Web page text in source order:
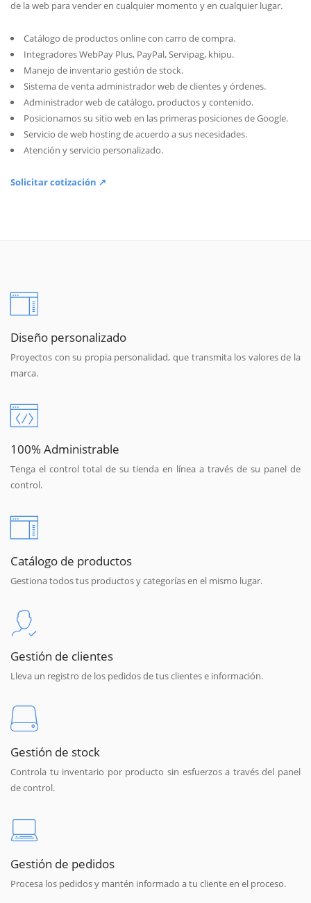
de la web para vender en cualquier momento y en cualquier lugar.
Catálogo de productos online con carro de compra.
Integradores WebPay Plus, PayPal, Servipag, khipu.
Manejo de inventario gestión de stock.
Sistema de venta administrador web de clientes y órdenes.
Administrador web de catálogo, productos y contenido.
Posicionamos su sitio web en las primeras posiciones de Google.
Servicio de web hosting de acuerdo a sus necesidades.
Atención y servicio personalizado.
Solicitar cotización ↗
Diseño personalizado
Proyectos con su propia personalidad, que transmita los valores de la
marca.
100% Administrable
Tenga el control total de su tienda en línea a través de su panel de
control.
Catálogo de productos
Gestiona todos tus productos y categorías en el mismo lugar.
Gestión de clientes
Lleva un registro de los pedidos de tus clientes e información.
Gestión de stock
Controla tu inventario por producto sin esfuerzos a través del panel
de control.
Gestión de pedidos
Procesa los pedidos y mantén informado a tu cliente en el proceso.